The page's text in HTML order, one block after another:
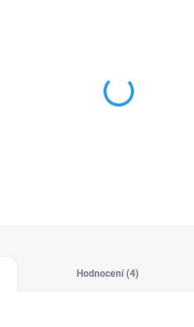
Hodnocení (4)